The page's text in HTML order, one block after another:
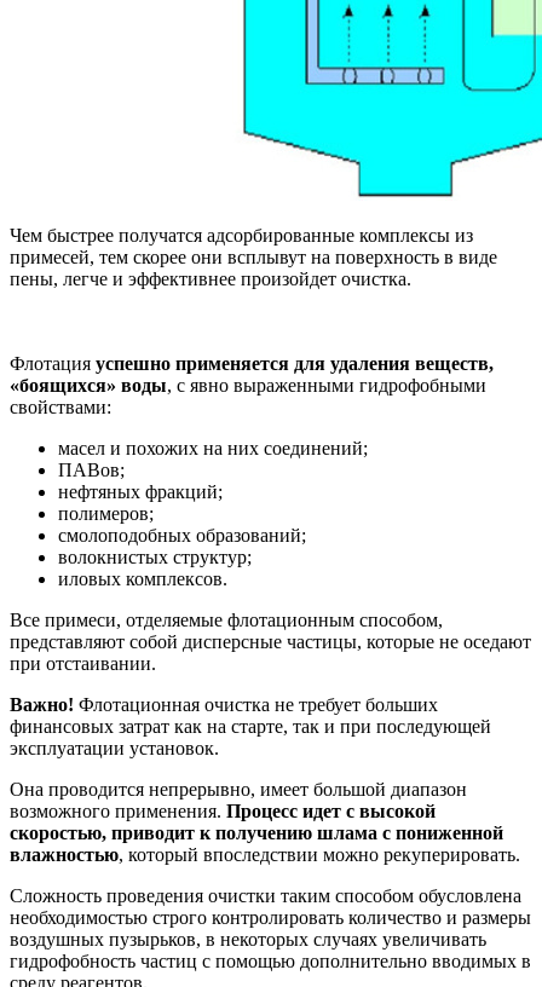
Чем быстрее получатся адсорбированные комплексы из
примесей, тем скорее они всплывут на поверхность в виде
пены, легче и эффективнее произойдет очистка.
Флотация успешно применяется для удаления веществ,
«боящихся» воды, с явно выраженными гидрофобными
свойствами:
масел и похожих на них соединений;
ПАВов;
нефтяных фракций;
полимеров;
смолоподобных образований;
волокнистых структур;
иловых комплексов.
Все примеси, отделяемые флотационным способом,
представляют собой дисперсные частицы, которые не оседают
при отстаивании.
Важно! Флотационная очистка не требует больших
финансовых затрат как на старте, так и при последующей
эксплуатации установок.
Она проводится непрерывно, имеет большой диапазон
возможного применения. Процесс идет с высокой
скоростью, приводит к получению шлама с пониженной
влажностью, который впоследствии можно рекуперировать.
Сложность проведения очистки таким способом обусловлена
необходимостью строго контролировать количество и размеры
воздушных пузырьков, в некоторых случаях увеличивать
гидрофобность частиц с помощью дополнительно вводимых в
среду реагентов.